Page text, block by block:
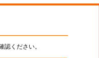
ください。